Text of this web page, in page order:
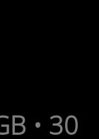
• 30